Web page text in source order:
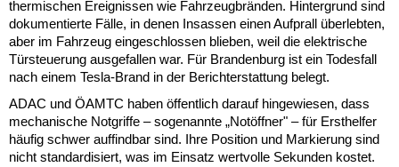
thermischen Ereignissen wie Fahrzeugbränden. Hintergrund sind
dokumentierte Fälle, in denen Insassen einen Aufprall überlebten,
aber im Fahrzeug eingeschlossen blieben, weil die elektrische
Türsteuerung ausgefallen war. Für Brandenburg ist ein Todesfall
nach einem Tesla-Brand in der Berichterstattung belegt.
ADAC und ÖAMTC haben öffentlich darauf hingewiesen, dass
mechanische Notgriffe – sogenannte „Notöffner" – für Ersthelfer
häufig schwer auffindbar sind. Ihre Position und Markierung sind
nicht standardisiert, was im Einsatz wertvolle Sekunden kostet.